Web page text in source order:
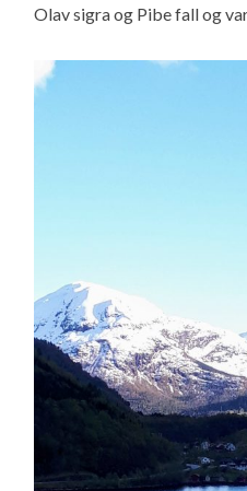
Olav sigra og Pibe fall og